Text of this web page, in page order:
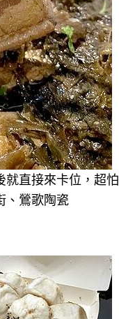
就直接來卡位，超怕
、鶯歌陶瓷